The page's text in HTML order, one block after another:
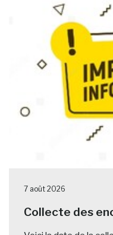
7 août 2026
Collecte des